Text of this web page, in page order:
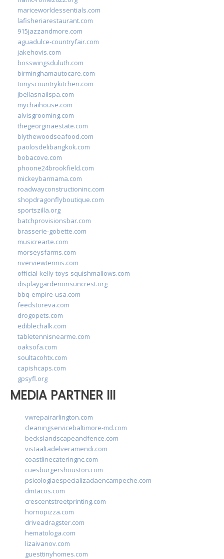
mariceworldessentials.com
lafisheriarestaurant.com
915jazzandmore.com
aguadulce-countryfair.com
jakehovis.com
bosswingsduluth.com
birminghamautocare.com
tonyscountrykitchen.com
jbellasnailspa.com
mychaihouse.com
alvisgrooming.com
thegeorginaestate.com
blythewoodseafood.com
paolosdelibangkok.com
bobacove.com
phoone24brookfield.com
mickeybarmama.com
roadwayconstructioninc.com
shopdragonflyboutique.com
sportszilla.org
batchprovisionsbar.com
brasserie-gobette.com
musicrearte.com
morseysfarms.com
riverviewtennis.com
official-kelly-toys-squishmallows.com
displaygardenonsuncrest.org
bbq-empire-usa.com
feedstoreva.com
drogopets.com
ediblechalk.com
tabletennisnearme.com
oaksofa.com
soultacohtx.com
capishcaps.com
gpsyfl.org
MEDIA PARTNER III
vwrepairarlington.com
cleaningservicebaltimore-md.com
beckslandscapeandfence.com
vistaaltadelveramendi.com
coastlinecateringnc.com
cuesburgershouston.com
psicologiaespecializadaencampeche.com
dmtacos.com
crescentstreetprinting.com
hornopizza.com
driveadragster.com
hematologa.com
lizaivanov.com
guesttinyhomes.com